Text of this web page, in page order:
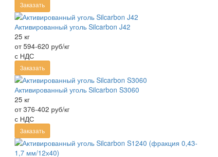
Заказать
Активированный уголь Silcarbon J42
25 кг
от 594-620 руб/кг
с НДС
Заказать
Активированный уголь Silcarbon S3060
25 кг
от 376-402 руб/кг
с НДС
Заказать